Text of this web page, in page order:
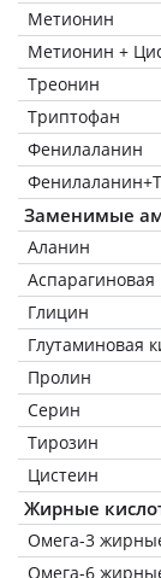
Метионин
Метионин +
Треонин
Триптофан
Фенилаланин
Заменимые
Аланин
Аспарагиновая
Глицин
Глутаминовая
Пролин
Серин
Тирозин
Цистеин
Жирные
Омега-3
Омега-6